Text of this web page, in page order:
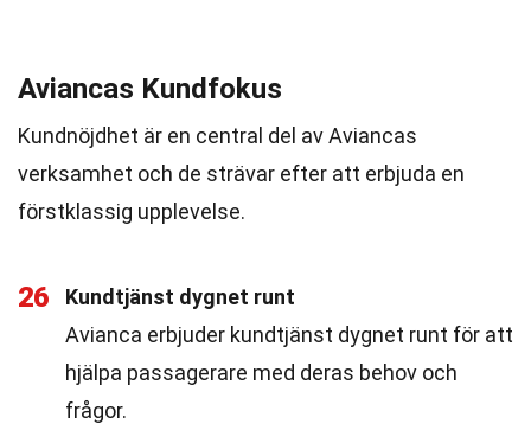
Aviancas Kundfokus
Kundnöjdhet är en central del av Aviancas
verksamhet och de strävar efter att erbjuda en
förstklassig upplevelse.
26
Kundtjänst dygnet runt
Avianca erbjuder kundtjänst dygnet runt för att
hjälpa passagerare med deras behov och
frågor.